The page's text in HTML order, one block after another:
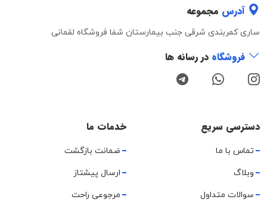
آدرس مجموعه
ساری کمربندی شرقی جنب بیمارستان شفا فروشگاه لقمانی
فروشگاه در رسانه ها
دسترسی سریع
تماس با ما
وبلاگ
سوالات متداول
خدمات ما
ضمانت بازگشت
ارسال پیشتاز
مرجوعی راحت